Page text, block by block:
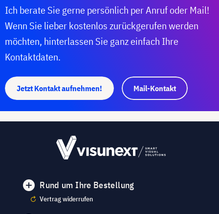
Ich berate Sie gerne persönlich per Anruf oder Mail!
Wenn Sie lieber kostenlos zurückgerufen werden
möchten, hinterlassen Sie ganz einfach Ihre
Kontaktdaten.
Jetzt Kontakt aufnehmen! Mail-Kontakt
Rund um Ihre Bestellung
Vertrag widerrufen